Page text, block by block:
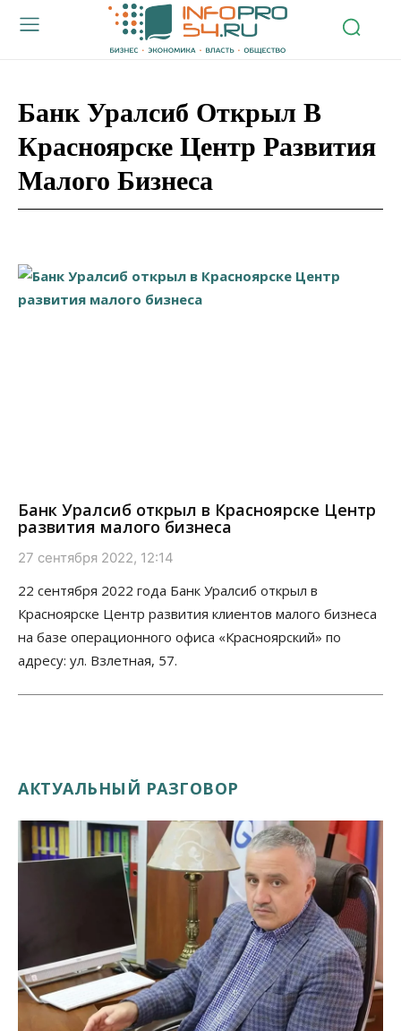
Банк Уралсиб Открыл В
Красноярске Центр Развития
Малого Бизнеса
Банк Уралсиб открыл в Красноярске Центр
развития малого бизнеса
27 сентября 2022, 12:14
22 сентября 2022 года Банк Уралсиб открыл в
Красноярске Центр развития клиентов малого бизнеса
на базе операционного офиса «Красноярский» по
адресу: ул. Взлетная, 57.
АКТУАЛЬНЫЙ РАЗГОВОР